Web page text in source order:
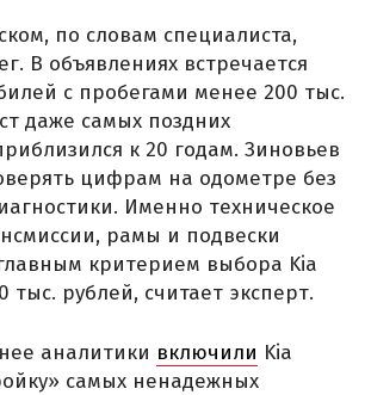
по словам специалиста,
В объявлениях встречается
с пробегами менее 200 тыс.
даже самых поздних
к 20 годам. Зиновьев
цифрам на одометре без
Именно техническое
рамы и подвески
критерием выбора Kia
тыс. рублей, считает эксперт.
аналитики включили Kia
самых ненадежных